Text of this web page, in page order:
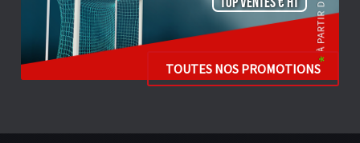
TOUTES NOS PROMOTIONS